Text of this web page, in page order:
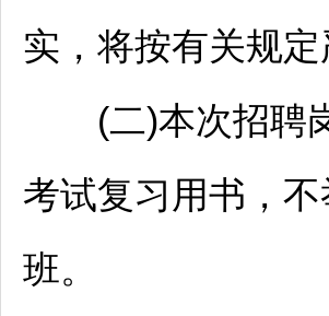
实，将按有关规
(二)本次招聘
考试复习用书，
班。